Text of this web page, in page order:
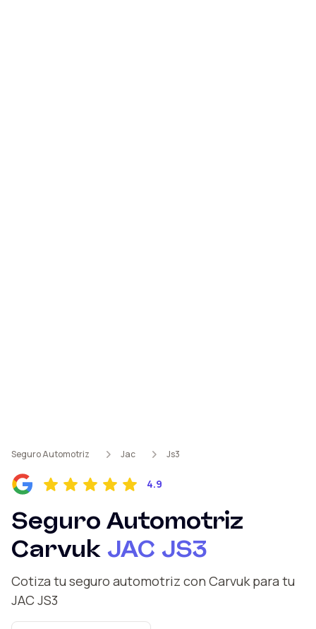
Seguro Automotriz Jac Js3
4.9
Seguro Automotriz
Carvuk JAC JS3
Cotiza tu seguro automotriz con Carvuk para tu
JAC JS3